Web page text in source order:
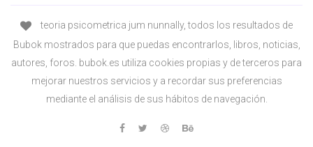
teoria psicometrica jum nunnally, todos los resultados de
Bubok mostrados para que puedas encontrarlos, libros, noticias,
autores, foros. bubok.es utiliza cookies propias y de terceros para
mejorar nuestros servicios y a recordar sus preferencias
mediante el análisis de sus hábitos de navegación.